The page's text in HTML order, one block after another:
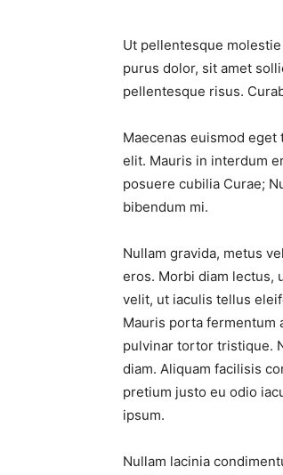
Ut pellentesque
purus dolor, sit amet
pellentesque risus.
Maecenas euismod
elit. Mauris in interdum
posuere cubilia Curae;
bibendum mi.
Nullam gravida, metus
eros. Morbi diam lectus,
velit, ut iaculis tellus
Mauris porta fermentum
pulvinar tortor tristique.
diam. Aliquam facilisis
pretium justo eu odio
ipsum.
Nullam lacinia